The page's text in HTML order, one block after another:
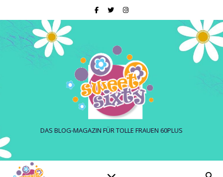
DAS BLOG-MAGAZIN FÜR TOLLE FRAUEN 60PLUS